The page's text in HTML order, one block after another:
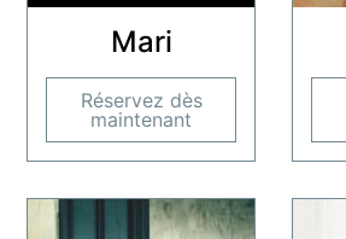
Mari
Réservez dès
maintenant